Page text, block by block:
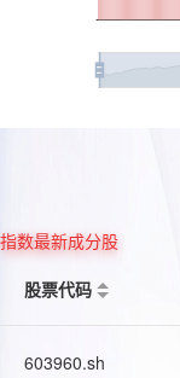
指数最新成分股
股票代码
603960.sh